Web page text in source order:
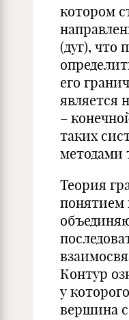
котором
(дуг), что
его
является
–
таких
методами
Теория
понятием
Контур
у
вершина